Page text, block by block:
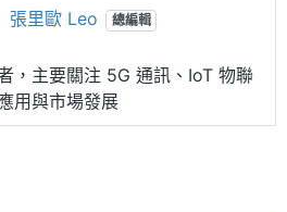
張里歐 Leo 總編輯
，主要關注 5G 通訊、IoT 物聯
用與市場發展